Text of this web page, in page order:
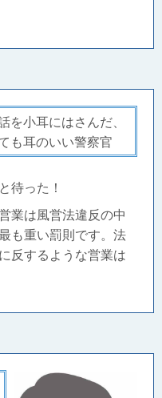
を小耳にはさんだ、
も耳のいい警察官
待った！
業は風営法違反の中
も重い罰則です。法
反するような営業は